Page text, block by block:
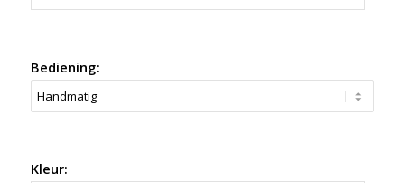
Bediening:
Kleur: